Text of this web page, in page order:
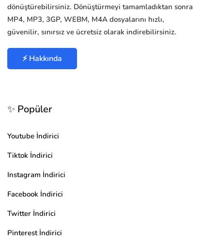
dönüştürebilirsiniz. Dönüştürmeyi tamamladıktan sonra
MP4, MP3, 3GP, WEBM, M4A dosyalarını hızlı,
güvenilir, sınırsız ve ücretsiz olarak indirebilirsiniz.
⚡ Hakkında
✨ Popüler
Youtube İndirici
Tiktok İndirici
Instagram İndirici
Facebook İndirici
Twitter İndirici
Pinterest İndirici